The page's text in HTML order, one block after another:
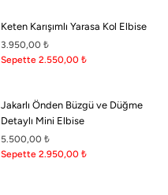
Keten Karışımlı Yarasa Kol Elbise
3.950,00 ₺
Sepette 2.550,00 ₺
Jakarlı Önden Büzgü ve Düğme
Detaylı Mini Elbise
5.500,00 ₺
Sepette 2.950,00 ₺